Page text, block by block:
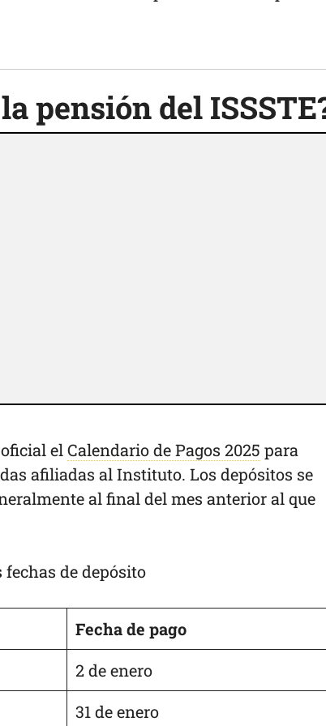
pensión del
elCalendario de Pagos 2025 para
afiliadas al Instituto. Los depósitos se
al final del mes anterior al que
de depósito
Fecha de pago
2 de enero
31 de enero